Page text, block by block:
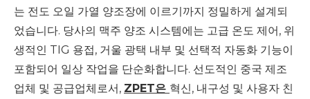
는 전도 오일 가열 양조장에 이르기까지 정밀하게 설계되
었습니다. 당사의 맥주 양조 시스템에는 고급 온도 제어, 위
생적인 ​​TIG 용접, 거울 광택 내부 및 선택적 자동화 기능이
포함되어 일상 작업을 단순화합니다. 선도적인 중국 제조
업체 및 공급업체로서, ZPET은 혁신, 내구성 및 사용자 친